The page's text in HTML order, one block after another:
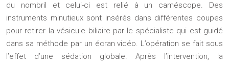
du nombril et celui-ci est relié à un caméscope. Des
instruments minutieux sont insérés dans différentes coupes
pour retirer la vésicule biliaire par le spécialiste qui est guidé
dans sa méthode par un écran vidéo. L’opération se fait sous
l’effet d’une sédation globale. Après l’intervention, la